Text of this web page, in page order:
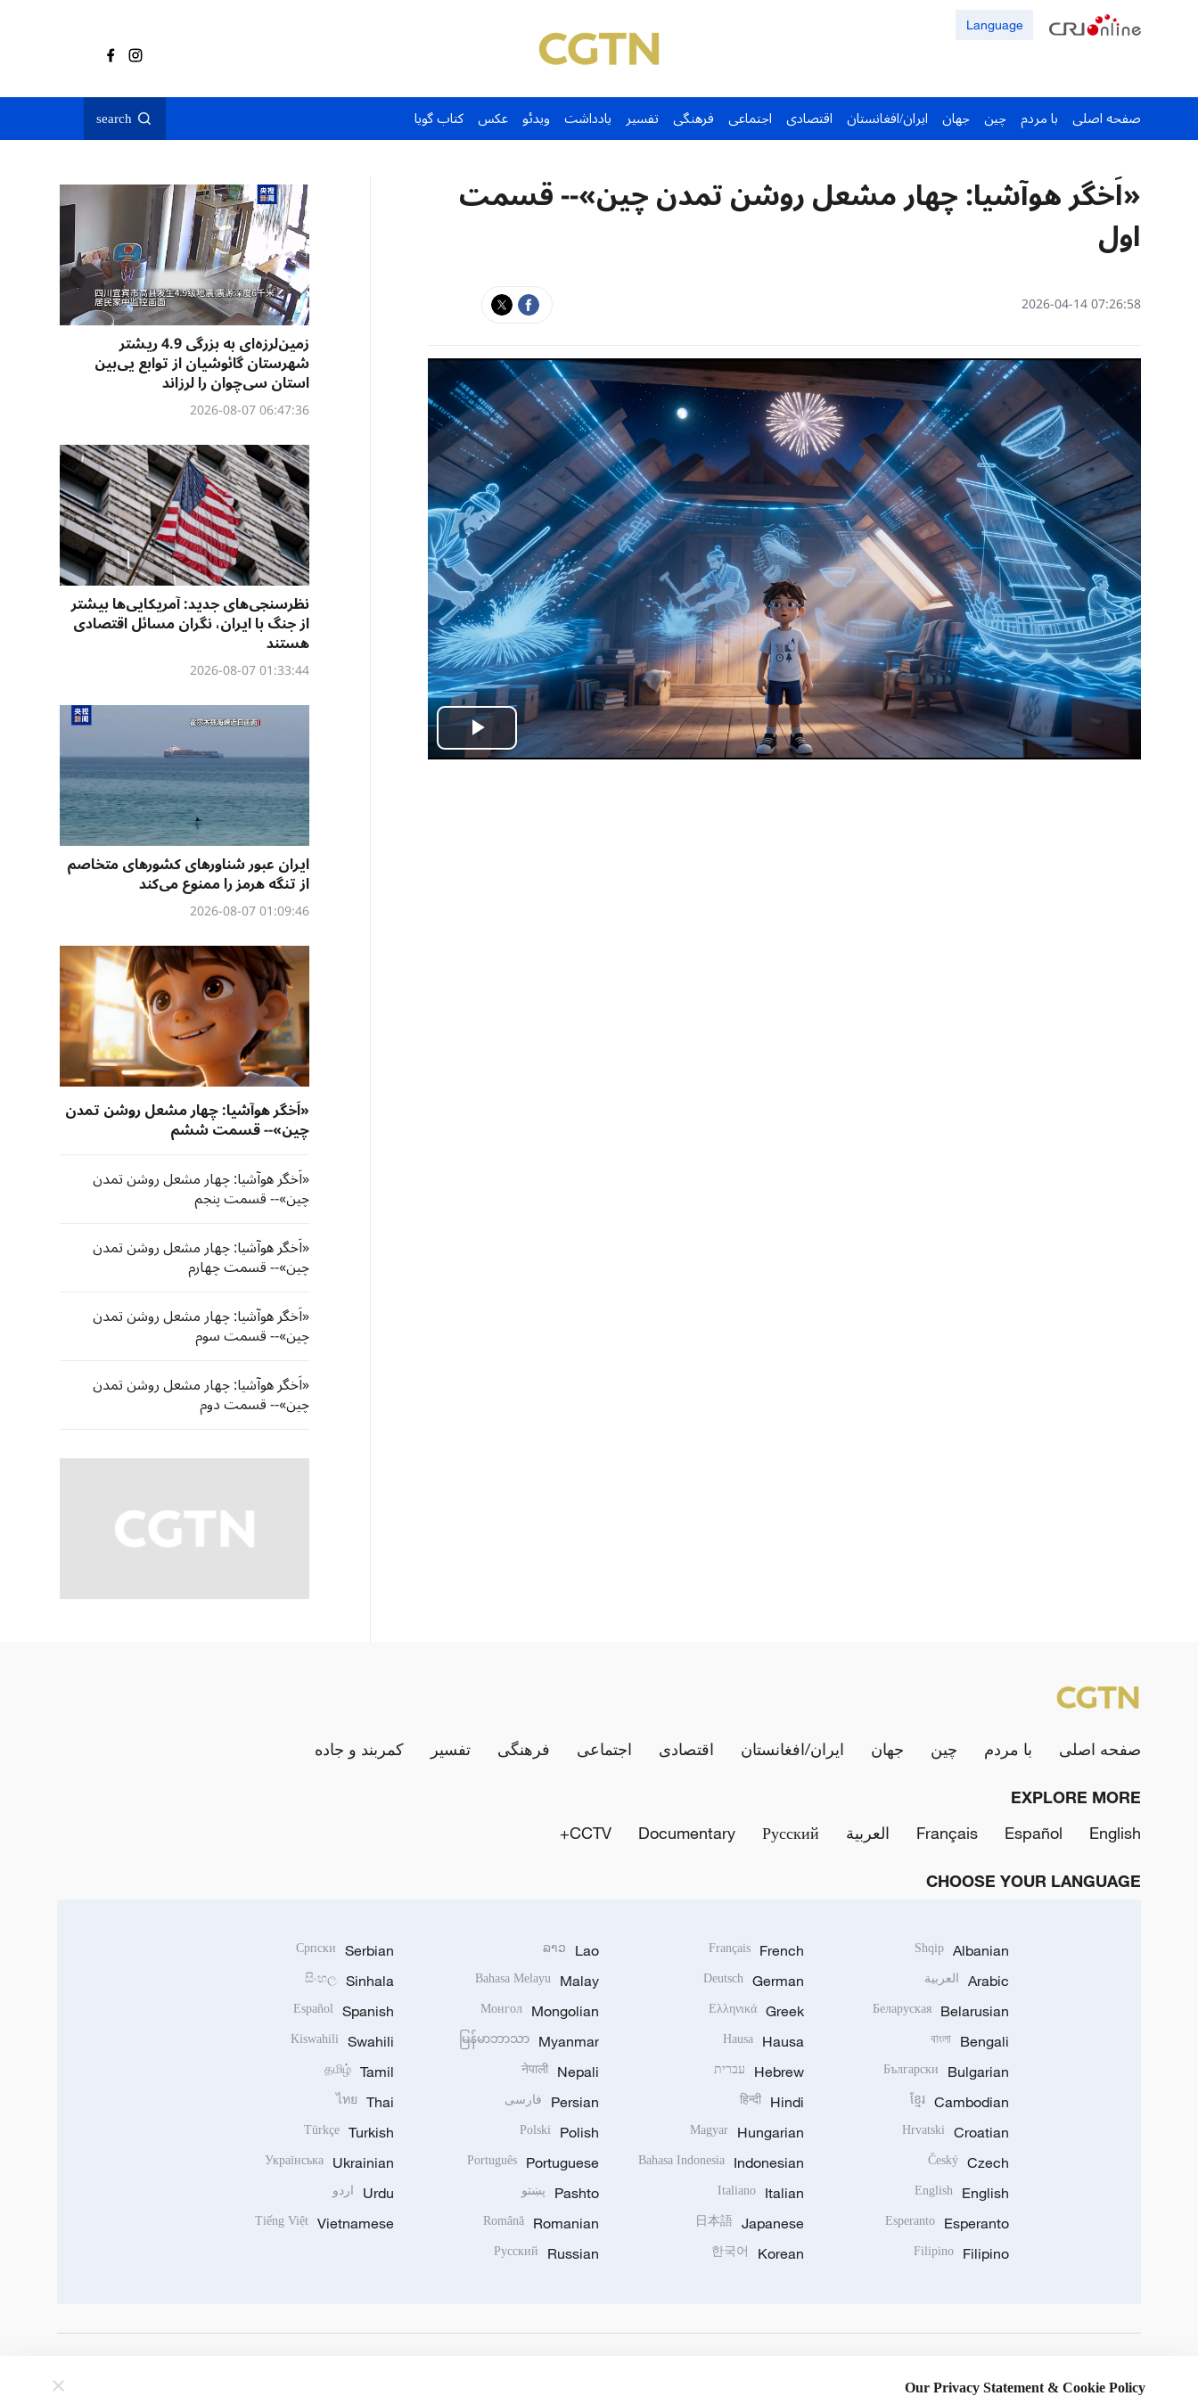
Language
صفحه اصلی با مردم چین جهان ایران/افغانستان اقتصادی اجتماعی فرهنگی تفسیر یادداشت ویدئو عکس کتاب گویا search
«اَخگر هوآشیا: چهار مشعل روشن تمدن چین»-- قسمت
اول
07:26:58 2026-04-14
Play
زمین‌لرزه‌ای به بزرگی 4.9 ریشتر
شهرستان گائوشیان از توابع یی‌بین
استان سی‌چوان را لرزاند
06:47:36 2026-08-07
نظرسنجی‌‌های جدید: آمریکایی‌ها بیشتر
از جنگ با ایران، نگران مسائل اقتصادی
هستند
01:33:44 2026-08-07
ایران عبور شناورهای کشورهای متخاصم
از تنگه هرمز را ممنوع می‌کند
01:09:46 2026-08-07
«اَخگر هوآشیا: چهار مشعل روشن تمدن
چین»-- قسمت ششم
«اَخگر هوآشیا: چهار مشعل روشن تمدن
چین»-- قسمت پنجم
«اَخگر هوآشیا: چهار مشعل روشن تمدن
چین»-- قسمت چهارم
«اَخگر هوآشیا: چهار مشعل روشن تمدن
چین»-- قسمت سوم
«اَخگر هوآشیا: چهار مشعل روشن تمدن
چین»-- قسمت دوم
صفحه اصلی با مردم چین جهان ایران/افغانستان اقتصادی اجتماعی فرهنگی تفسیر کمربند و جاده
EXPLORE MORE
English
Español
Français العربية Русский
Documentary
CCTV+
CHOOSE YOUR LANGUAGE
Albanian
Shqip
Arabic العربية
Belarusian
Беларуская
Bengali
বাংলা
Bulgarian
Български
Cambodian
ខ្មែរ
Croatian
Hrvatski
Czech
Český
English
English
Esperanto
Esperanto
Filipino
Filipino
French
Français
German
Deutsch
Greek
Ελληνικά
Hausa
Hausa
Hebrew עברית
Hindi
हिन्दी
Hungarian
Magyar
Indonesian
Bahasa Indonesia
Italian
Italiano
Japanese
日本語
Korean
한국어
Lao
ລາວ
Malay
Bahasa Melayu
Mongolian
Монгол
Myanmar
မြန်မာဘာသာ
Nepali
नेपाली
Persian فارسی
Polish
Polski
Portuguese
Português
Pashto پښتو
Romanian
Română
Russian
Русский
Serbian
Српски
Sinhala
සිංහල
Spanish
Español
Swahili
Kiswahili
Tamil
தமிழ்
Thai
ไทย
Turkish
Türkçe
Ukrainian
Українська
Urdu اردو
Vietnamese
Tiếng Việt
Our Privacy Statement & Cookie Policy